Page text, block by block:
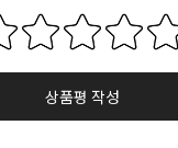
상품평 작성